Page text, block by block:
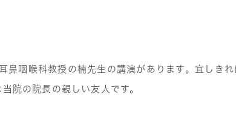
咽喉科教授の楠先生の講演があります。宜しきれ
院の院長の親しい友人です。